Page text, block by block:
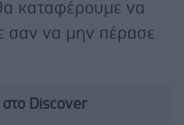
καταφέρουμε να
σαν να μην πέρασε
Discover